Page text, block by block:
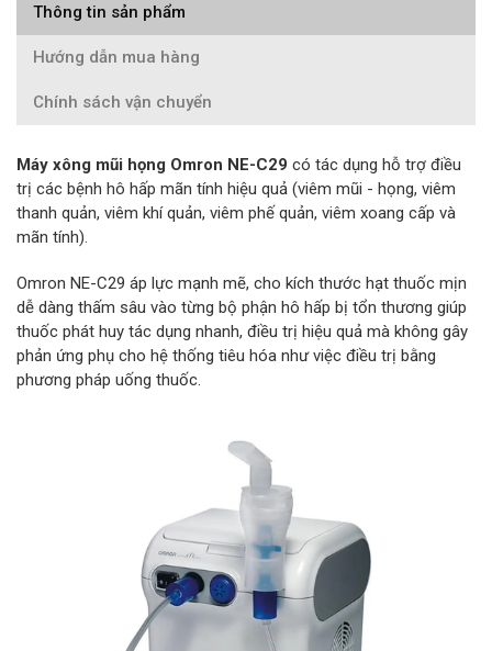
Thông tin sản phẩm
Hướng dẫn mua hàng
Chính sách vận chuyển
Máy xông mũi họng Omron NE-C29 có tác dụng hỗ trợ điều
trị các bệnh hô hấp mãn tính hiệu quả (viêm mũi - họng, viêm
thanh quản, viêm khí quản, viêm phế quản, viêm xoang cấp và
mãn tính).
Omron NE-C29 áp lực mạnh mẽ, cho kích thước hạt thuốc mịn
dễ dàng thấm sâu vào từng bộ phận hô hấp bị tổn thương giúp
thuốc phát huy tác dụng nhanh, điều trị hiệu quả mà không gây
phản ứng phụ cho hệ thống tiêu hóa như việc điều trị bằng
phương pháp uống thuốc.